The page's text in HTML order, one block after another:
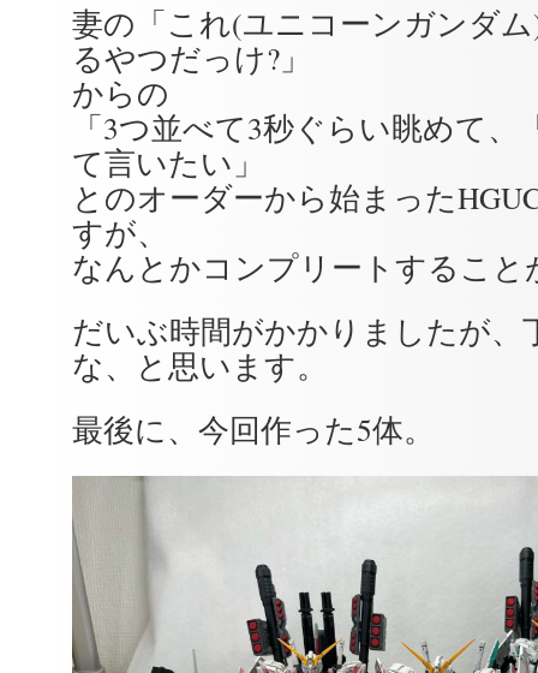
妻の「これ(ユニコーンガンダ
るやつだっけ?」
からの
「3つ並べて3秒ぐらい眺めて、
て言いたい」
とのオーダーから始まった
すが、
なんとかコンプリートすること
だいぶ時間がかかりましたが、
な、と思います。
最後に、今回作った5体。